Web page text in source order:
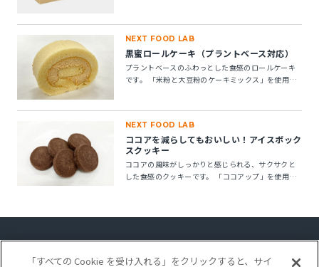
NEXT FOOD LAB
黒蜜ロールケーキ（プラントベース対応）
プラントベースのふわっとした食感のロールケーキ
です。 「米粉と大豆粉のケーキミックス」を使用す
リューム感のある仕上がりになります。
NEXT FOOD LAB
ココアを減らしてもおいしい！アイスボック
スクッキー
ココアの風味がしっかりと感じられる、サクサクと
した食感のクッキーです。 「ココアップ」を使用す
「すべての Cookie を受け入れる」をクリックすると、サイ